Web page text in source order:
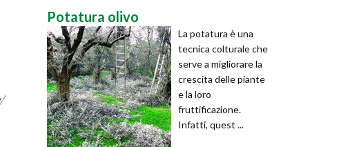
Potatura olivo
La potatura è una
tecnica colturale che
serve a migliorare la
crescita delle piante
e la loro
fruttificazione.
Infatti, quest ...